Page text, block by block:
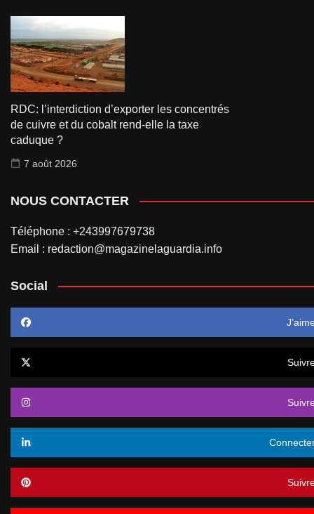
RDC: l’interdiction d’exporter les concentrés
de cuivre et du cobalt rend-elle la taxe
caduque ?
7 août 2026
NOUS CONTACTER
Téléphone : +243997679738
Email : redaction@magazinelaguardia.info
Social